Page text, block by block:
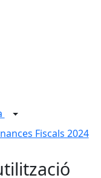
Fiscals 2024